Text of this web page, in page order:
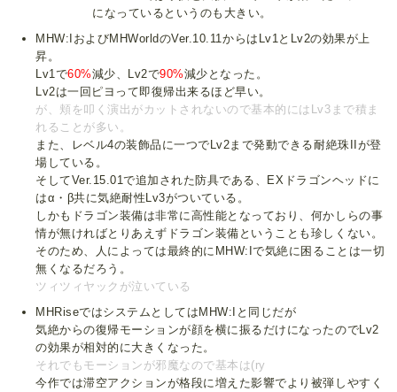
になっているというのも大きい。
MHW:IおよびMHWorldのVer.10.11からはLv1とLv2の効果が上
昇。
Lv1で60%減少、Lv2で90%減少となった。
Lv2は一回ピヨって即復帰出来るほど早い。
が、頬を叩く演出がカットされないので基本的にはLv3まで積ま
れることが多い。
また、レベル4の装飾品に一つでLv2まで発動できる耐絶珠IIが登
場している。
そしてVer.15.01で追加された防具である、EXドラゴンヘッドに
はα・β共に気絶耐性Lv3がついている。
しかもドラゴン装備は非常に高性能となっており、何かしらの事
情が無ければとりあえずドラゴン装備ということも珍しくない。
そのため、人によっては最終的にMHW:Iで気絶に困ることは一切
無くなるだろう。
ツィツィヤックが泣いている
MHRiseではシステムとしてはMHW:Iと同じだが
気絶からの復帰モーションが顔を横に振るだけになったのでLv2
の効果が相対的に大きくなった。
それでもモーションが邪魔なので基本は(ry
今作では滞空アクションが格段に増えた影響でより被弾しやすく